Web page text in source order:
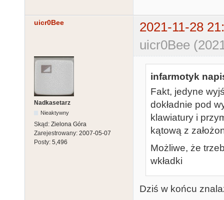
uicr0Bee
2021-11-28
uicr0Bee
Nadkasetarz
Nieaktywny
Skąd: Zielona Góra
Zarejestrowany: 2007-05-07
Posty: 5,496
infarmotyk
Fakt, jedyne
dokładnie pod
klawiatury i
kątową z
Możliwe, że
wkładki
Dziś w końcu